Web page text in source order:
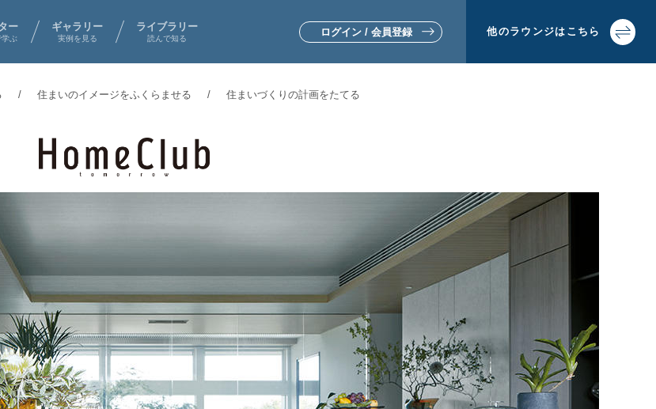
ー
学ぶ
ギャラリー
実例を見る
ライブラリー
読んで知る
ログイン / 会員登録 他のラウンジは こちら
▼土地活用・賃貸経営をお考えの方
住まいのイメージをふくらませる 住まいづくりの計画をたてる